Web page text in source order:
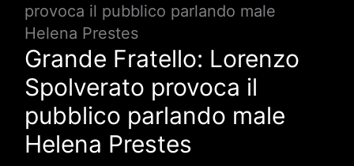
provoca il pubblico parlando male
Helena Prestes
Grande Fratello: Lorenzo
Spolverato provoca il
pubblico parlando male
Helena Prestes